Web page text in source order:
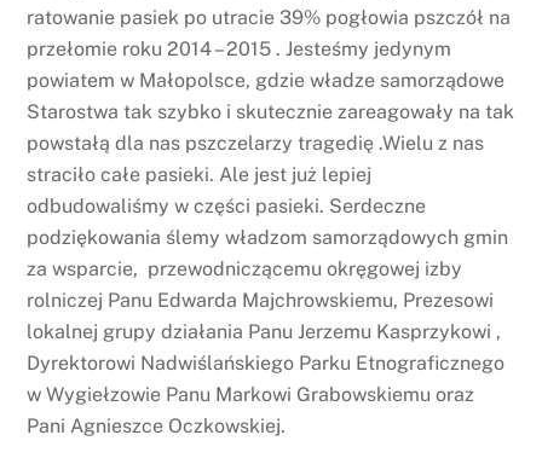
ratowanie pasiek po utracie 39% pogłowia pszczół na
przełomie roku 2014 – 2015 . Jesteśmy jedynym
powiatem w Małopolsce, gdzie władze samorządowe
Starostwa tak szybko i skutecznie zareagowały na tak
powstałą dla nas pszczelarzy tragedię .Wielu z nas
straciło całe pasieki. Ale jest już lepiej
odbudowaliśmy w części pasieki. Serdeczne
podziękowania ślemy władzom samorządowych gmin
za wsparcie, przewodniczącemu okręgowej izby
rolniczej Panu Edwarda Majchrowskiemu, Prezesowi
lokalnej grupy działania Panu Jerzemu Kasprzykowi ,
Dyrektorowi Nadwiślańskiego Parku Etnograficznego
w Wygiełzowie Panu Markowi Grabowskiemu oraz
Pani Agnieszce Oczkowskiej.